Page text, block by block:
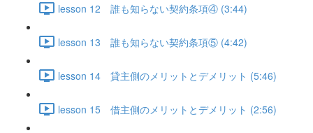
lesson 12 誰も知らない契約条項④ (3:44)
lesson 13 誰も知らない契約条項⑤ (4:42)
lesson 14 貸主側のメリットとデメリット (5:46)
lesson 15 借主側のメリットとデメリット (2:56)